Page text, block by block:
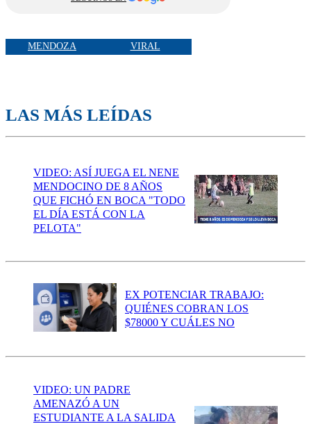
MENDOZA VIRAL
LAS MÁS LEÍDAS
VIDEO: ASÍ JUEGA EL NENE
MENDOCINO DE 8 AÑOS
QUE FICHÓ EN BOCA "TODO
EL DÍA ESTÁ CON LA
PELOTA"
EX POTENCIAR TRABAJO:
QUIÉNES COBRAN LOS
$78000 Y CUÁLES NO
VIDEO: UN PADRE
AMENAZÓ A UN
ESTUDIANTE A LA SALIDA